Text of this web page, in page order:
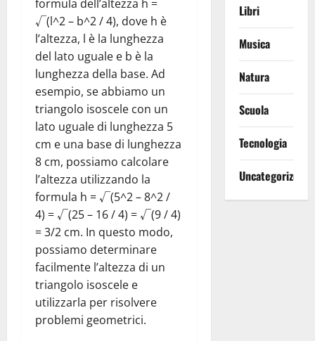
formula dell’altezza h =
√(l^2 – b^2 / 4), dove h è
l’altezza, l è la lunghezza
del lato uguale e b è la
lunghezza della base. Ad
esempio, se abbiamo un
triangolo isoscele con un
lato uguale di lunghezza 5
cm e una base di lunghezza
8 cm, possiamo calcolare
l’altezza utilizzando la
formula h = √(5^2 – 8^2 /
4) = √(25 – 16 / 4) = √(9 / 4)
= 3/2 cm. In questo modo,
possiamo determinare
facilmente l’altezza di un
triangolo isoscele e
utilizzarla per risolvere
problemi geometrici.
Libri
Musica
Natura
Scuola
Tecnologia
Uncategorized